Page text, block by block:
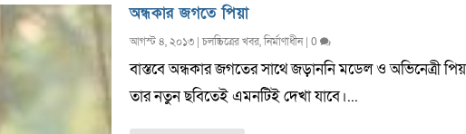
অন্ধকার জগতে পিয়া
আগস্ট ৪, ২০১৩|চলচ্চিত্রের খবর,নির্মাণাধীন| 0
বাস্তবে অন্ধকার জগতের সাথে জড়াননি মডেল ও অভিনেত্রী
তার নতুন ছবিতেই এমনটিই দেখা যাবে।...